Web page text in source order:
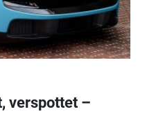
verspottet –